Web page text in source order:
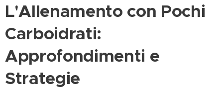
L'Allenamento con Pochi
Carboidrati:
Approfondimenti e
Strategie